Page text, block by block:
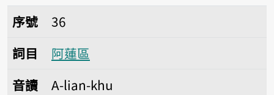
序號36阿蓮區
序號
36
詞目
阿蓮區
音讀
A-lian-khu